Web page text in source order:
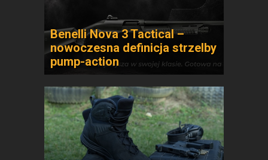
Benelli Nova 3 Tactical –
nowoczesna definicja strzelby
pump-action